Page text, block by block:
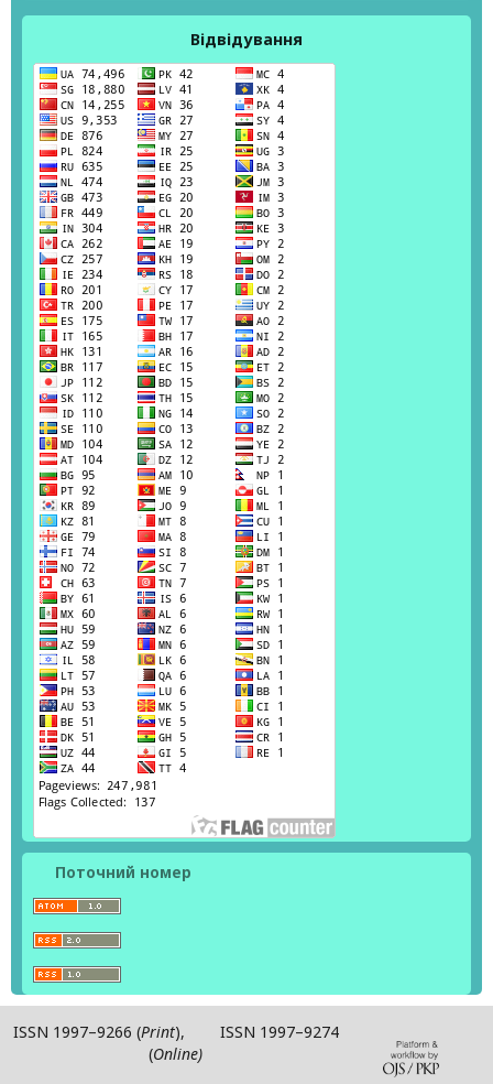
Відвідування
Поточний номер
ISSN 1997–9266 (Print), ISSN 1997–9274
(Online)